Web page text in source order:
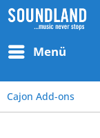
Menü
Cajon Add-ons